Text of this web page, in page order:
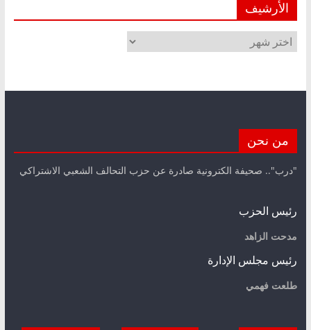
الأرشيف
الأرشيف
من نحن
"درب".. صحيفة الكترونية صادرة عن حزب التحالف الشعبي الاشتراكي
رئيس الحزب
مدحت الزاهد
رئيس مجلس الإدارة
طلعت فهمي